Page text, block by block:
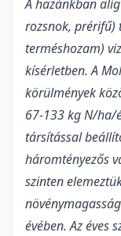
A hazánkban
rozsnok, prérifű)
terméshozam)
kísérletben. A
körülmények
67-133 kg N/ha/
társítással
háromtényezős
szinten
évében. Az éves